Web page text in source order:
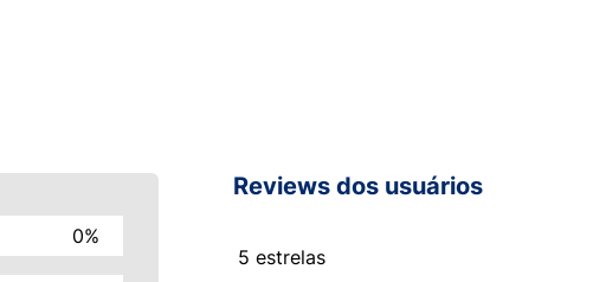
0%
Reviews dos usuários
5 estrelas